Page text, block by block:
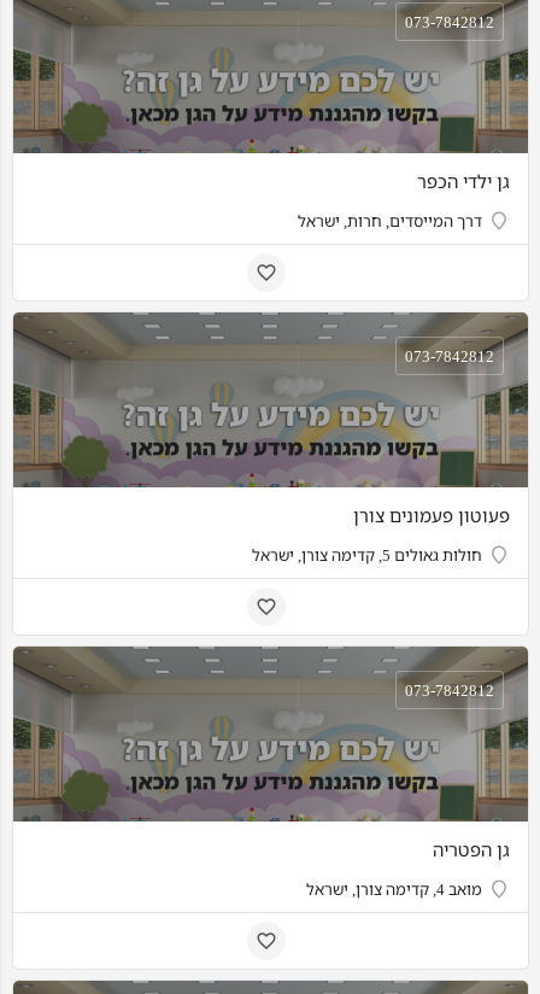
גן ילדי הכפר
דרך המייסדים, חרות, ישראל
073-7842812
פעוטון פעמונים צורן
חולות גאולים 5, קדימה צורן, ישראל
073-7842812
גן הפטריה
מואב 4, קדימה צורן, ישראל
073-7842812